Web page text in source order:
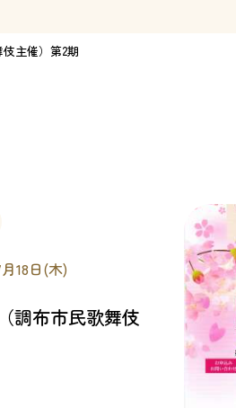
主催）第2期
18日(木)
調布市民歌舞伎